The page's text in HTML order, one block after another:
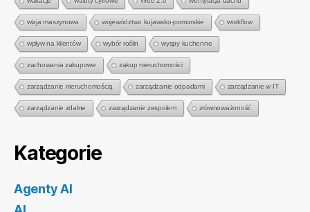
wizja maszynowa województwo kujawsko-pomorskie workflow
wpływ na klientów wybór roślin wyspy kuchenne
zachowania zakupowe zakup nieruchomości
zarządzanie nieruchomością zarządzanie odpadami zarządzanie w IT
zarządzanie zdalne zarządzanie zespołem zrównoważoność
Kategorie
Agenty AI